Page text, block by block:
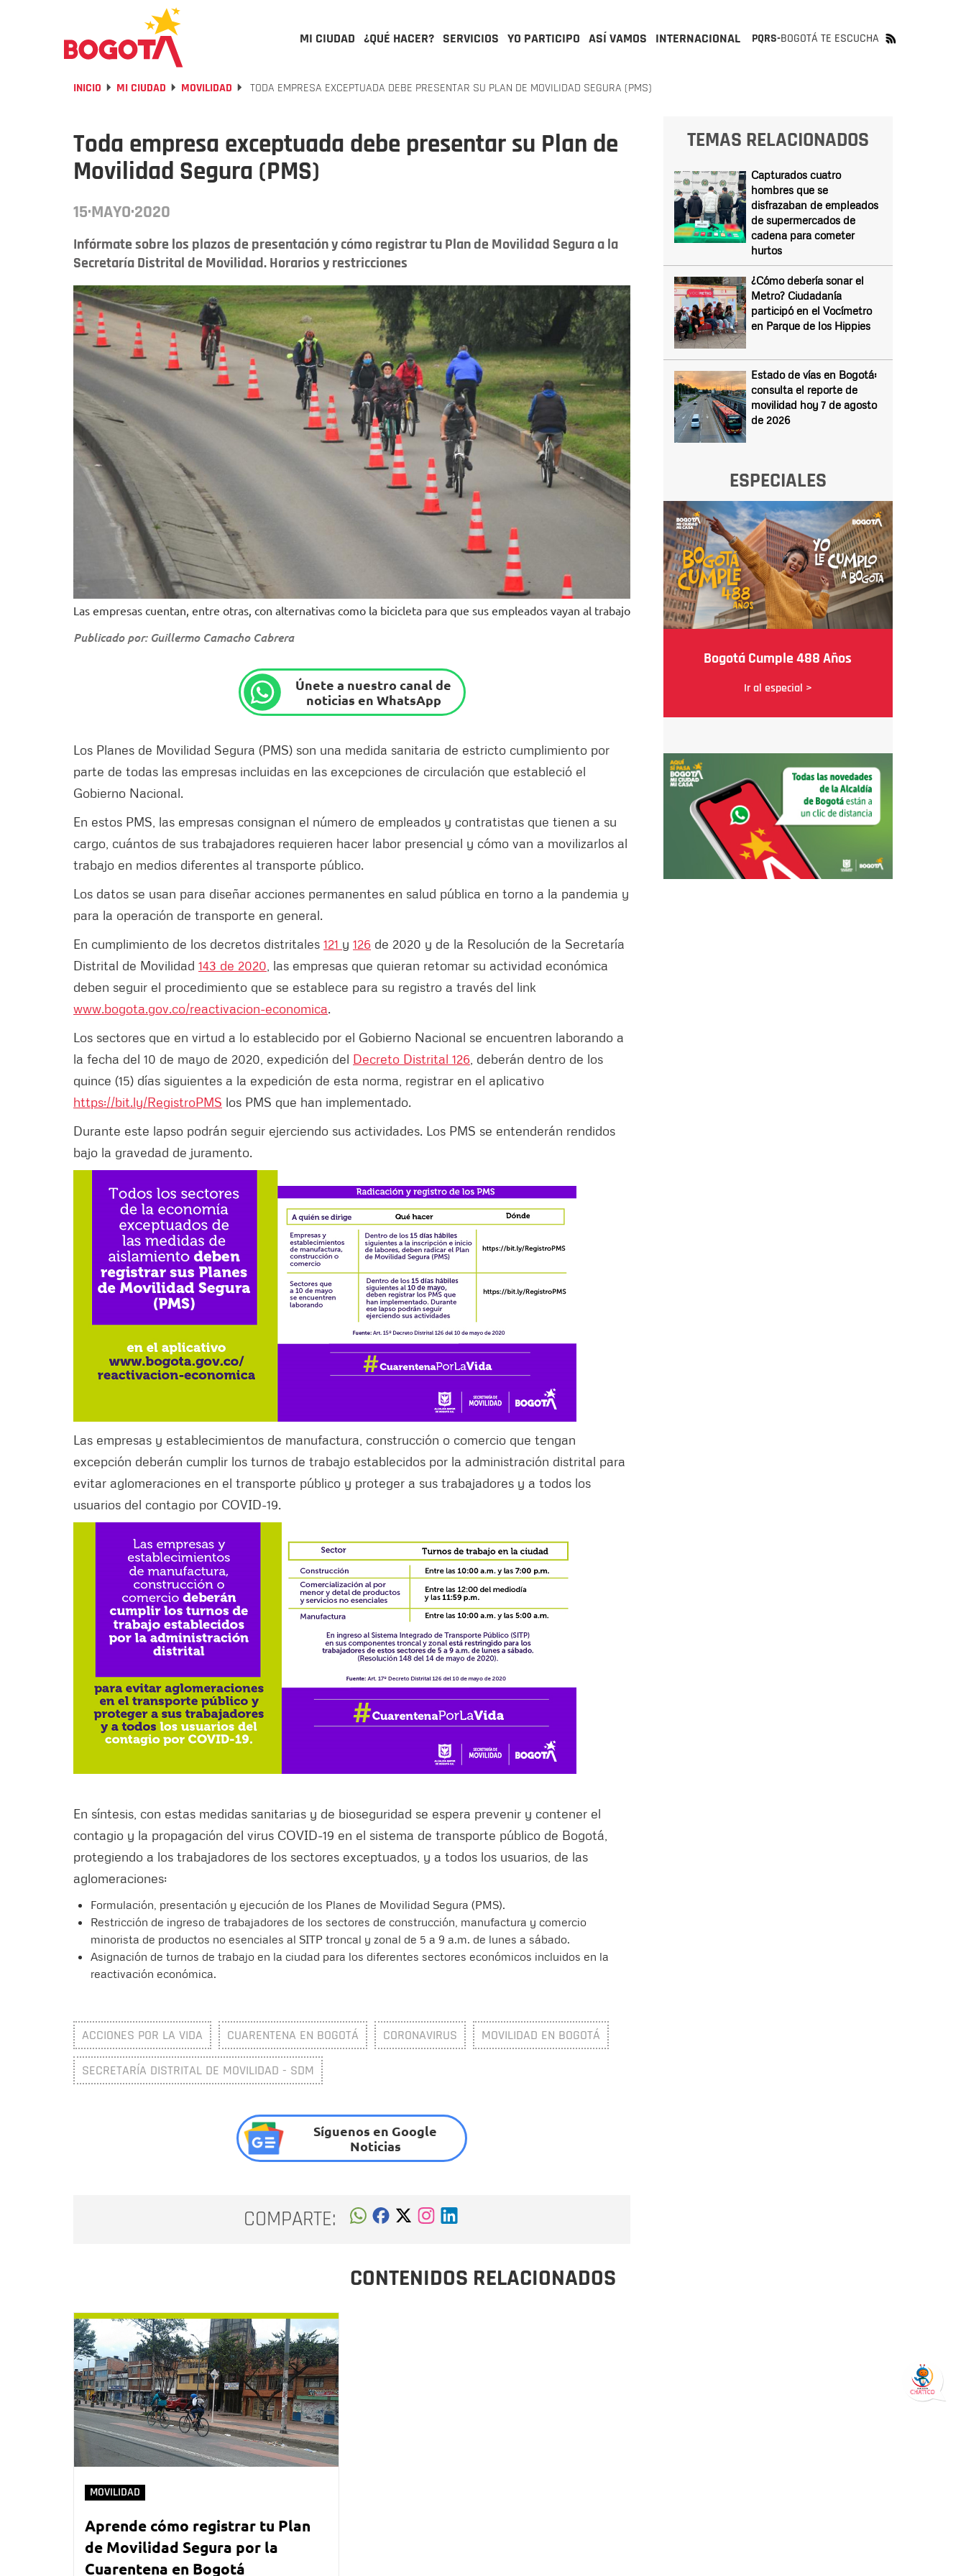
MI CIUDAD ¿QUÉ HACER? SERVICIOS YO PARTICIPO ASÍ VAMOS INTERNACIONAL PQRS-BOGOTÁ TE ESCUCHA
INICIO MI CIUDAD MOVILIDAD TODA EMPRESA EXCEPTUADA DEBE PRESENTAR SU PLAN DE MOVILIDAD SEGURA (PMS)
Toda empresa exceptuada debe presentar su Plan de
Movilidad Segura (PMS)
15·MAYO·2020
Infórmate sobre los plazos de presentación y cómo registrar tu Plan de Movilidad Segura a la
Secretaría Distrital de Movilidad. Horarios y restricciones
Las empresas cuentan, entre otras, con alternativas como la bicicleta para que sus empleados vayan al trabajo
Publicado por: Guillermo Camacho Cabrera
Únete a nuestro canal de
noticias en WhatsApp
Los Planes de Movilidad Segura (PMS) son una medida sanitaria de estricto cumplimiento por
parte de todas las empresas incluidas en las excepciones de circulación que estableció el
Gobierno Nacional.
En estos PMS, las empresas consignan el número de empleados y contratistas que tienen a su
cargo, cuántos de sus trabajadores requieren hacer labor presencial y cómo van a movilizarlos al
trabajo en medios diferentes al transporte público.
Los datos se usan para diseñar acciones permanentes en salud pública en torno a la pandemia y
para la operación de transporte en general.
En cumplimiento de los decretos distritales 121 y 126 de 2020 y de la Resolución de la Secretaría
Distrital de Movilidad 143 de 2020 , las empresas que quieran retomar su actividad económica
deben seguir el procedimiento que se establece para su registro a través del link
www.bogota.gov.co/reactivacion-economica.
Los sectores que en virtud a lo establecido por el Gobierno Nacional se encuentren laborando a
la fecha del 10 de mayo de 2020, expedición del Decreto Distrital 126 , deberán dentro de los
quince (15) días siguientes a la expedición de esta norma, registrar en el aplicativo
https://bit.ly/RegistroPMS los PMS que han implementado.
Durante este lapso podrán seguir ejerciendo sus actividades. Los PMS se entenderán rendidos
bajo la gravedad de juramento.
Las empresas y establecimientos de manufactura, construcción o comercio que tengan
excepción deberán cumplir los turnos de trabajo establecidos por la administración distrital para
evitar aglomeraciones en el transporte público y proteger a sus trabajadores y a todos los
usuarios del contagio por COVID-19.
En síntesis, con estas medidas sanitarias y de bioseguridad se espera prevenir y contener el
contagio y la propagación del virus COVID-19 en el sistema de transporte público de Bogotá,
protegiendo a los trabajadores de los sectores exceptuados, y a todos los usuarios, de las
aglomeraciones:
Formulación, presentación y ejecución de los Planes de Movilidad Segura (PMS).
Restricción de ingreso de trabajadores de los sectores de construcción, manufactura y comercio
minorista de productos no esenciales al SITP troncal y zonal de 5 a 9 a.m. de lunes a sábado.
Asignación de turnos de trabajo en la ciudad para los diferentes sectores económicos incluidos en la
reactivación económica.
ACCIONES POR LA VIDA CUARENTENA EN BOGOTÁ CORONAVIRUS MOVILIDAD EN BOGOTÁ
SECRETARÍA DISTRITAL DE MOVILIDAD - SDM
Síguenos en Google
Noticias
COMPARTE:
TEMAS RELACIONADOS
Capturados cuatro
hombres que se
disfrazaban de empleados
de supermercados de
cadena para cometer
hurtos
¿Cómo debería sonar el
Metro? Ciudadanía
participó en el Vocímetro
en Parque de los Hippies
Estado de vías en Bogotá:
consulta el reporte de
movilidad hoy 7 de agosto
de 2026
ESPECIALES
Bogotá Cumple 488 Años
Ir al especial >
CONTENIDOS RELACIONADOS
MOVILIDAD
Aprende cómo registrar tu Plan
de Movilidad Segura por la
Cuarentena en Bogotá